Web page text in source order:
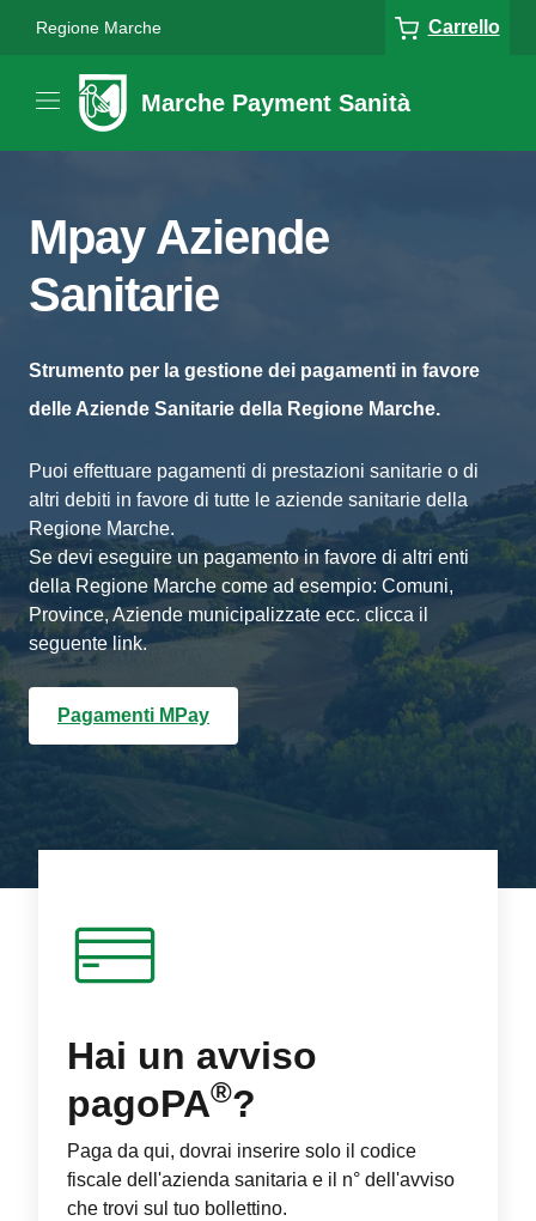
Regione Marche Carrello
Marche Payment Sanità
Mpay Aziende
Sanitarie
Strumento per la gestione dei pagamenti in favore
delle Aziende Sanitarie della Regione Marche.
Puoi effettuare pagamenti di prestazioni sanitarie o di
altri debiti in favore di tutte le aziende sanitarie della
Regione Marche.
Se devi eseguire un pagamento in favore di altri enti
della Regione Marche come ad esempio: Comuni,
Province, Aziende municipalizzate ecc. clicca il
seguente link.
Pagamenti MPay
Hai un avviso
pagoPA®?
Paga da qui, dovrai inserire solo il codice
fiscale dell'azienda sanitaria e il n° dell'avviso
che trovi sul tuo bollettino.